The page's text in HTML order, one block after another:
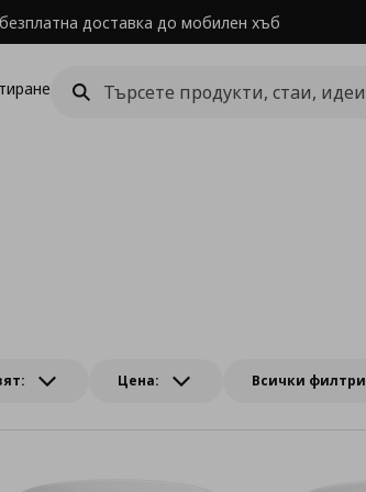
доставка до мобилен хъб
Цена: Всички филтри